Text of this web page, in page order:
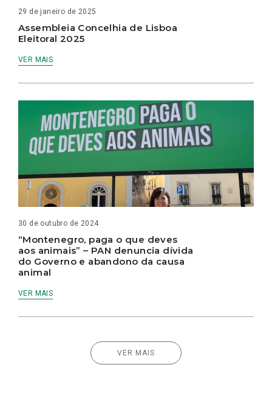
29 de janeiro de 2025
Assembleia Concelhia de Lisboa
Eleitoral 2025
VER MAIS
30 de outubro de 2024
“Montenegro, paga o que deves
aos animais” – PAN denuncia dívida
do Governo e abandono da causa
animal
VER MAIS
VER MAIS